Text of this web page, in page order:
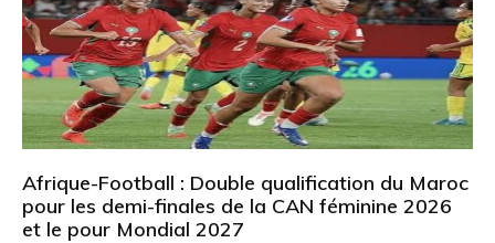
Afrique-Football : Double qualification du Maroc
pour les demi-finales de la CAN féminine 2026
et le pour Mondial 2027